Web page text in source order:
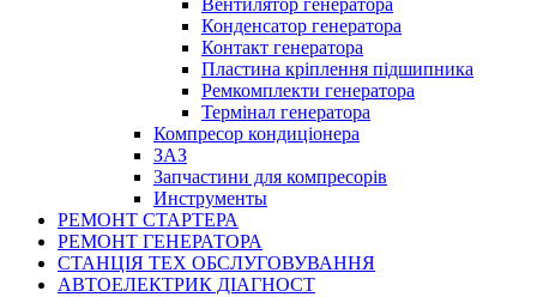
Вентилятор генератора
Конденсатор генератора
Контакт генератора
Пластина кріплення підшипника
Ремкомплекти генератора
Термінал генератора
Компресор кондиціонера
ЗАЗ
Запчастини для компресорів
Инструменты
РЕМОНТ СТАРТЕРА
РЕМОНТ ГЕНЕРАТОРА
СТАНЦІЯ ТЕХ ОБСЛУГОВУВАННЯ
АВТОЕЛЕКТРИК ДІАГНОСТ